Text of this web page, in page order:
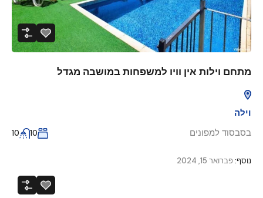
מתחם וילות אין וויו למשפחות במושבה מגדל
וילה
בסבסוד למפונים
10
10
נוסף:פברואר 15, 2024